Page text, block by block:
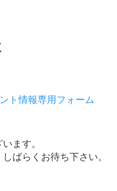
ト情報専用フォーム
ます。
ばらくお待ち下さい。